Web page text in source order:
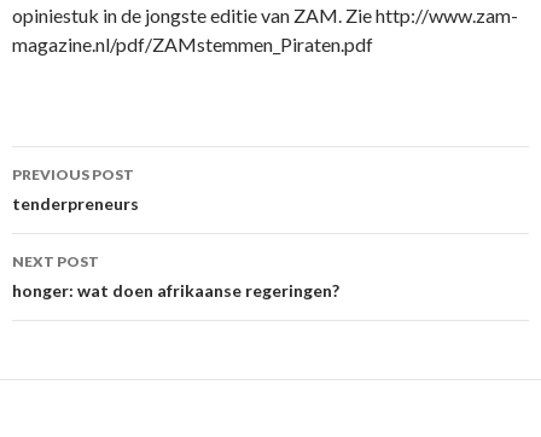
opiniestuk in de jongste editie van ZAM. Zie http://www.zam-
magazine.nl/pdf/ZAMstemmen_Piraten.pdf
Post
navigation
PREVIOUS POST
tenderpreneurs
NEXT POST
honger: wat doen afrikaanse regeringen?